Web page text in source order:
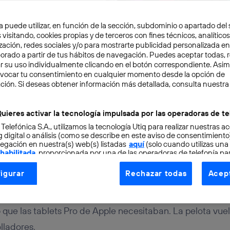
3 min
el lugar que le
que las tablets Pro de Apple necesitaban. La pelota
puede utilizar, en función de la sección, subdominio o apartado del
visitando, cookies propias y de terceros con fines técnicos,
redes sociales y/o para mostrarte publicidad personalizada
a partir de tus hábitos de navegación. Puedes aceptar todas,
su uso individualmente clicando en el botón correspondiente.
tu consentimiento en cualquier momento desde la opción de
Si deseas obtener información más detallada, consulta nuestra
activar la tecnología impulsada por las operadoras de
S.A., utilizamos la tecnología Utiq para realizar nuestras
digital o análisis (como se describe en este aviso de
en nuestra(s) web(s) listadas aquí(solo cuando utilizas una
, proporcionada por una de las operadoras de telefonía
consentimiento en cada página web).
Utiq está diseñada con la privacidad como prioridad
dirección IP y otra información de la cuenta de cliente de
a la conexión que utilizas (p. ej., número de teléfono móvil).
Rechazar todas